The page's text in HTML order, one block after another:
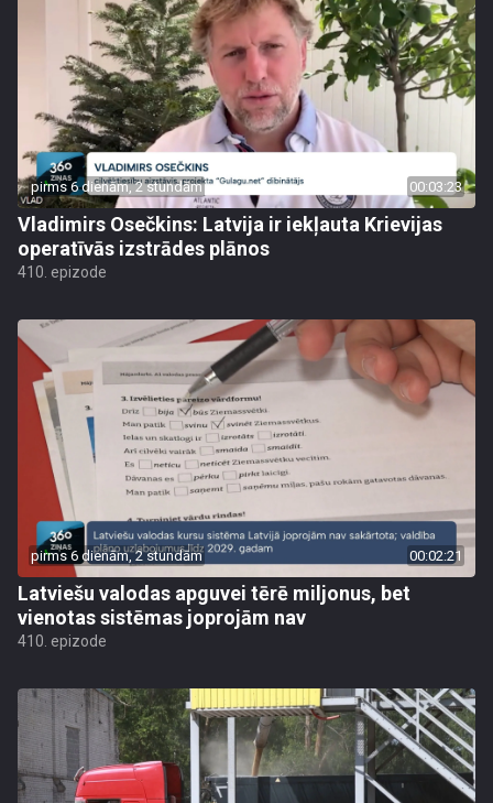
pirms 6 dienām, 2 stundām 00:03:23
Vladimirs Osečkins: Latvija ir iekļauta Krievijas
operatīvās izstrādes plānos
410. epizode
pirms 6 dienām, 2 stundām 00:02:21
Latviešu valodas apguvei tērē miljonus, bet
vienotas sistēmas joprojām nav
410. epizode